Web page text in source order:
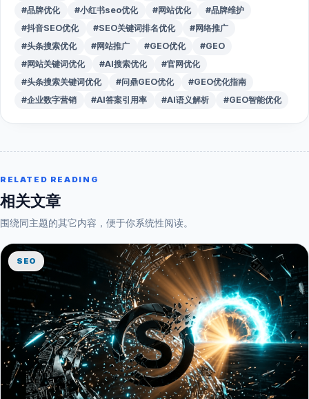
#品牌优化
#小红书seo优化 #网站优化
#品牌维护
#抖音SEO优化
#SEO关键词排名优化
#网络推广
#头条搜索优化
#网站推广 #GEO优化
#GEO
#网站关键词优化
#AI搜索优化
#官网优化
#头条搜索关键词优化
#问鼎GEO优化
#GEO优化指南
#企业数字营销
#AI答案引用率 #AI语义解析 #GEO智能优化
RELATED READING
相关文章
围绕同主题的其它内容，便于你系统性阅读。
SEO